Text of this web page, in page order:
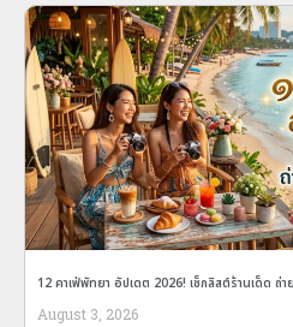
12 คาเฟ่พัทยา อัปเดต 2026! เช็กลิสต์ร้านเด็ด ถ่
August 3, 2026